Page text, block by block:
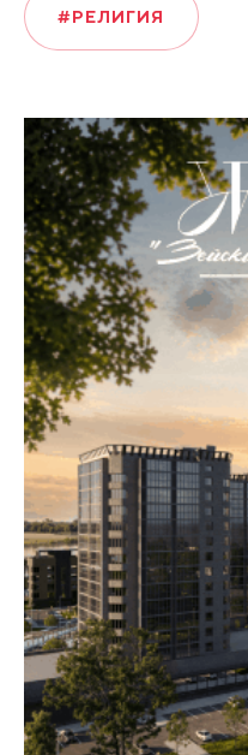
#РЕЛИГИЯ